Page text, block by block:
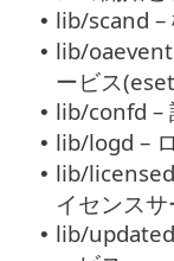
• lib/scand –
• lib/
ービス
• lib/confd –
• lib/logd –
• lib/
イセンスサ
• lib/